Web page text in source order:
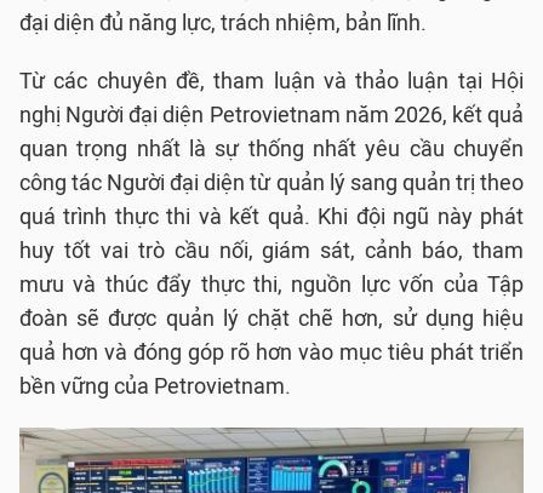
đại diện đủ năng lực, trách nhiệm, bản lĩnh.
Từ các chuyên đề, tham luận và thảo luận tại Hội
nghị Người đại diện Petrovietnam năm 2026, kết quả
quan trọng nhất là sự thống nhất yêu cầu chuyển
công tác Người đại diện từ quản lý sang quản trị theo
quá trình thực thi và kết quả. Khi đội ngũ này phát
huy tốt vai trò cầu nối, giám sát, cảnh báo, tham
mưu và thúc đẩy thực thi, nguồn lực vốn của Tập
đoàn sẽ được quản lý chặt chẽ hơn, sử dụng hiệu
quả hơn và đóng góp rõ hơn vào mục tiêu phát triển
bền vững của Petrovietnam.